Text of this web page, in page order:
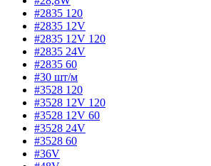
#2835 120
#2835 12V
#2835 12V 120
#2835 24V
#2835 60
#30 шт/м
#3528 120
#3528 12V 120
#3528 12V 60
#3528 24V
#3528 60
#36V